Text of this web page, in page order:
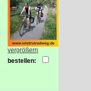
vergrößern
bestellen: